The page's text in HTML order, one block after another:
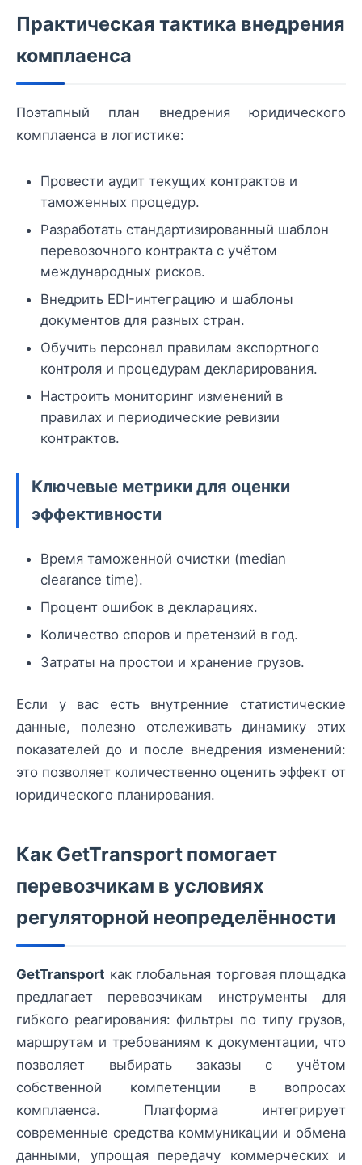
Практическая тактика внедрения
комплаенса
Поэтапный план внедрения юридического
комплаенса в логистике:
Провести аудит текущих контрактов и
таможенных процедур.
Разработать стандартизированный шаблон
перевозочного контракта с учётом
международных рисков.
Внедрить EDI-интеграцию и шаблоны
документов для разных стран.
Обучить персонал правилам экспортного
контроля и процедурам декларирования.
Настроить мониторинг изменений в
правилах и периодические ревизии
контрактов.
Ключевые метрики для оценки
эффективности
Время таможенной очистки (median
clearance time).
Процент ошибок в декларациях.
Количество споров и претензий в год.
Затраты на простои и хранение грузов.
Если у вас есть внутренние статистические
данные, полезно отслеживать динамику этих
показателей до и после внедрения изменений:
это позволяет количественно оценить эффект от
юридического планирования.
Как GetTransport помогает
перевозчикам в условиях
регуляторной неопределённости
GetTransport как глобальная торговая площадка
предлагает перевозчикам инструменты для
гибкого реагирования: фильтры по типу грузов,
маршрутам и требованиям к документации, что
позволяет выбирать заказы с учётом
собственной компетенции в вопросах
комплаенса. Платформа интегрирует
современные средства коммуникации и обмена
данными, упрощая передачу коммерческих и